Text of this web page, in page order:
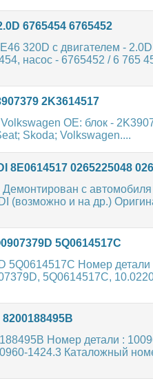
6765454 6765452
320D с двигателем -
насос - 6765452 / 6 765
2K3614517
OE: блок -
Skoda; Volkswagen....
8E0614517 0265225048
с автомобиля
(возможно и на др.)
5Q0614517C
5Q0614517C Номер
5Q0614517C,
Номер детали :
1424.3 Каталожный